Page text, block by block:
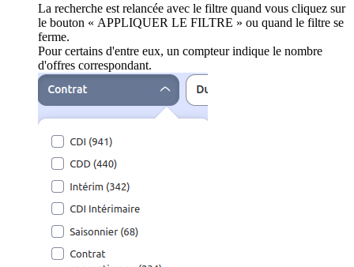
La recherche est relancée avec le filtre quand vous cliquez sur
le bouton « APPLIQUER LE FILTRE » ou quand le filtre se
ferme.
Pour certains d'entre eux, un compteur indique le nombre
d'offres correspondant.